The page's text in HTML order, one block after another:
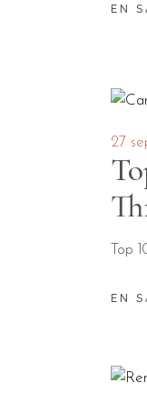
EN
27
Top
EN